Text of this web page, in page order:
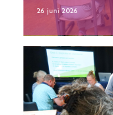
26 juni 2026